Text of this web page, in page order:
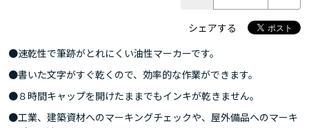
シェアする
●速乾性で筆跡がとれにくい油性マーカーです。
●書いた文字がすぐ乾くので、効率的な作業ができます。
●８時間キャップを開けたままでもインキが乾きません。
●工業、建築資材へのマーキングチェックや、屋外備品へのマーキ